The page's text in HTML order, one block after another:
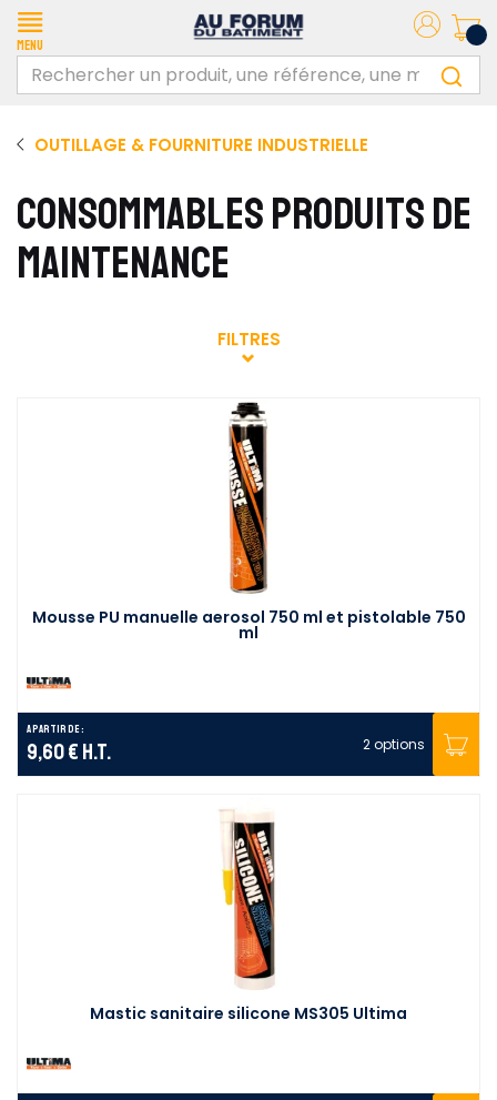
Menu
OUTILLAGE & FOURNITURE INDUSTRIELLE
CONSOMMABLES PRODUITS DE
MAINTENANCE
FILTRES
Mousse PU manuelle aerosol 750 ml et pistolable 750
ml
A partir de :
9,60 € H.T. 2 options
Mastic sanitaire silicone MS305 Ultima